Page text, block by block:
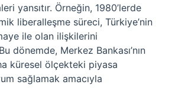
yansıtır. Örneğin, 1980’lerde
liberalleşme süreci, Türkiye’nin
ile olan ilişkilerini
dönemde, Merkez Bankası’nın
küresel ölçekteki piyasa
sağlamak amacıyla